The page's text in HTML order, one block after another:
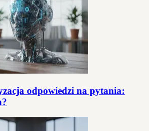
odpowiedzi na pytania: